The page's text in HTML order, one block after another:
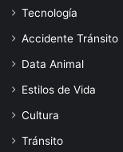
Tecnología
Accidente Tránsito
Data Animal
Estilos de Vida
Cultura
Tránsito